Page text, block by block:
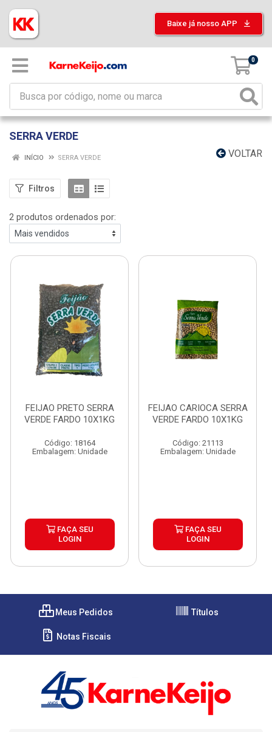
Baixe já nosso APP
0
SERRA VERDE
VOLTAR
INÍCIO SERRA VERDE
Filtros
2 produtos ordenados por:
FEIJAO PRETO SERRA
VERDE FARDO 10X1KG
Código: 18164
Embalagem: Unidade
FAÇA SEU
LOGIN
FEIJAO CARIOCA SERRA
VERDE FARDO 10X1KG
Código: 21113
Embalagem: Unidade
FAÇA SEU
LOGIN
Meus Pedidos Títulos
Notas Fiscais